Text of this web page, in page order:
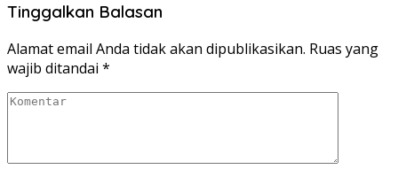
Tinggalkan Balasan
Alamat email Anda tidak akan dipublikasikan. Ruas yang
wajib ditandai *